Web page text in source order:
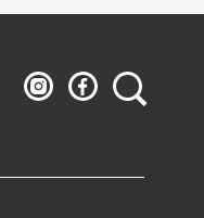
Ludwig
Múzeum
Ludwig
Múzeum
Keresés